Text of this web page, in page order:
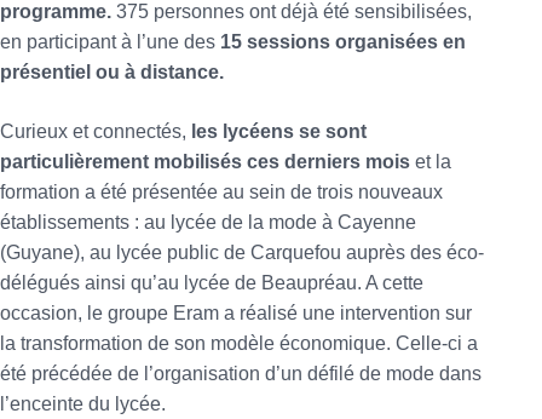
programme. 375 personnes ont déjà été sensibilisées,
en participant à l’une des 15 sessions organisées en
présentiel ou à distance.
Curieux et connectés, les lycéens se sont
particulièrement mobilisés ces derniers mois et la
formation a été présentée au sein de trois nouveaux
établissements : au lycée de la mode à Cayenne
(Guyane), au lycée public de Carquefou auprès des éco-
délégués ainsi qu’au lycée de Beaupréau. A cette
occasion, le groupe Eram a réalisé une intervention sur
la transformation de son modèle économique. Celle-ci a
été précédée de l’organisation d’un défilé de mode dans
l’enceinte du lycée.